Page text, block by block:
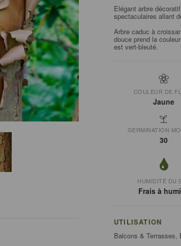
Elégant arbre
spectaculaires allant
Arbre caduc à
douce prend la
est vert-bleuté.
COULEUR DE
Jaune
GERMINATION
30
HUMIDITÉ DU
Frais à
UTILISATION
Balcons & Terrasses,